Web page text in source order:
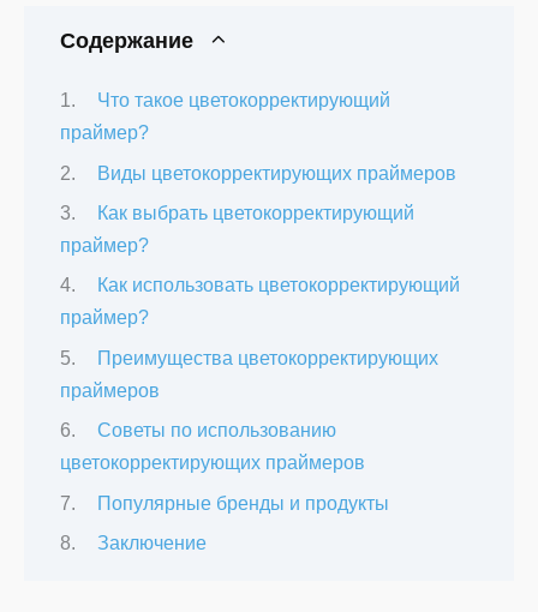
Содержание
Что такое цветокорректирующий
праймер?
Виды цветокорректирующих праймеров
Как выбрать цветокорректирующий
праймер?
Как использовать цветокорректирующий
праймер?
Преимущества цветокорректирующих
праймеров
Советы по использованию
цветокорректирующих праймеров
Популярные бренды и продукты
Заключение